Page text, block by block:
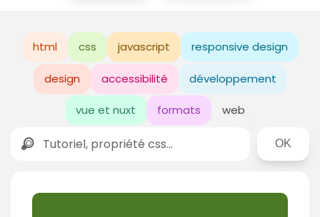
html css javascript responsive design
design accessibilité développement
vue et nuxt formats web
Rechercher